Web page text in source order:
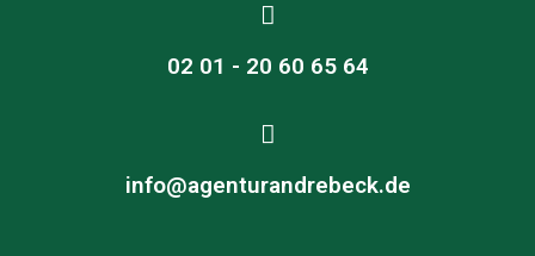
02 01 - 20 60 65 64
info@agenturandrebeck.de